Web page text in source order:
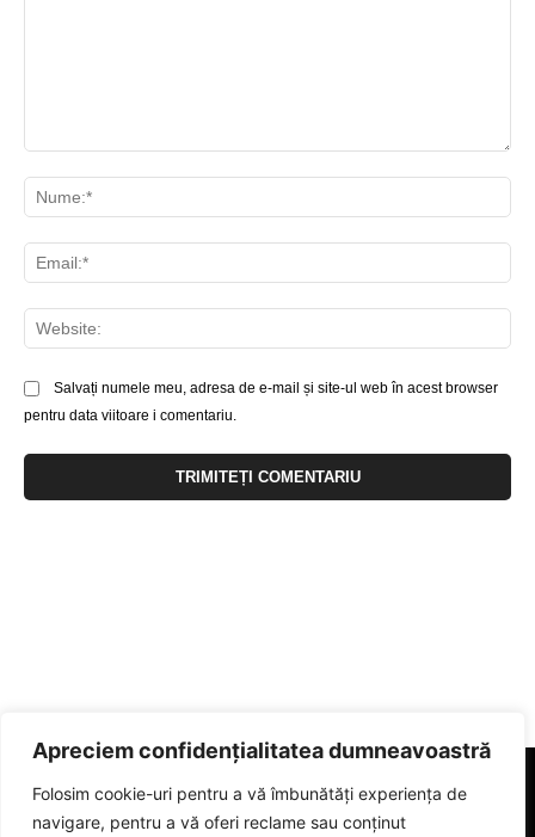
Apreciem confidențialitatea dumneavoastră
Folosim cookie-uri pentru a vă îmbunătăți experiența de
navigare, pentru a vă oferi reclame sau conținut
Salvați numele meu, adresa de e-mail și site-ul web în acest browser
pentru data viitoare i comentariu.